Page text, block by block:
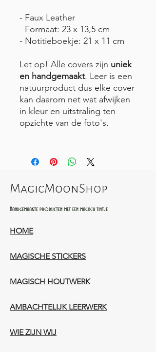
- Faux Leather
- Formaat: 23 x 13,5 cm
- Notitieboekje: 21 x 11 cm
Let op! Alle covers zijn uniek
en handgemaakt. Leer is een
natuurproduct dus elke cover
kan daarom net wat afwijken
in kleur en uitstraling ten
opzichte van de foto's.
MagicMoonShop
Handgemaakte producten met een magisch tintje
HOME
MAGISCHE STICKERS
MAGISCH HOUTWERK
AMBACHTELIJK LEERWERK​
WIE ZIJN WIJ​​